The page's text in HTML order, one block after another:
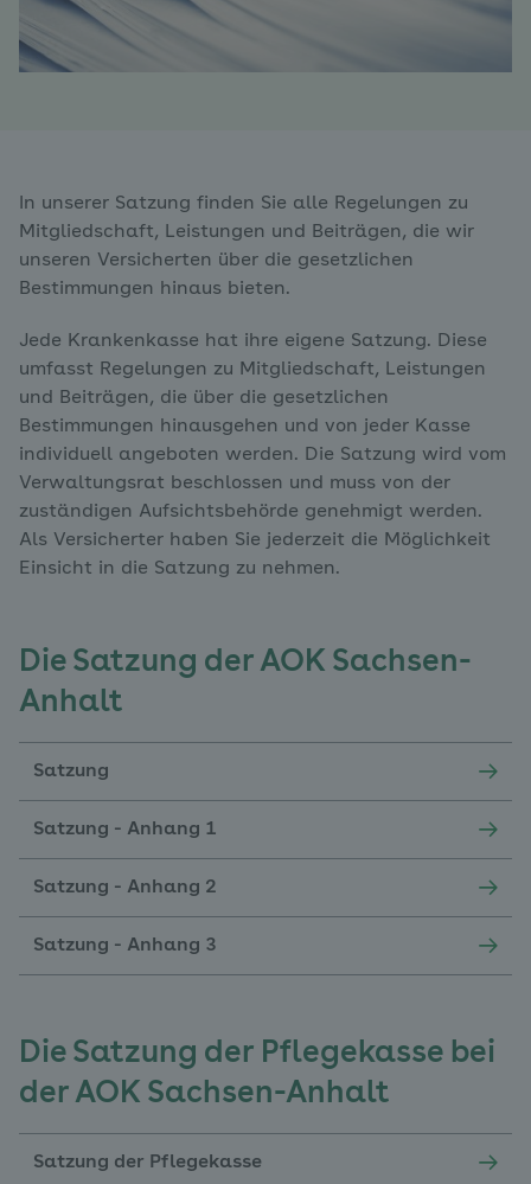
In unserer Satzung finden Sie alle Regelungen zu
Mitgliedschaft, Leistungen und Beiträgen, die wir
unseren Versicherten über die gesetzlichen
Bestimmungen hinaus bieten.
Jede Krankenkasse hat ihre eigene Satzung. Diese
umfasst Regelungen zu Mitgliedschaft, Leistungen
und Beiträgen, die über die gesetzlichen
Bestimmungen hinausgehen und von jeder Kasse
individuell angeboten werden. Die Satzung wird vom
Verwaltungsrat beschlossen und muss von der
zuständigen Aufsichtsbehörde genehmigt werden.
Als Versicherter haben Sie jederzeit die Möglichkeit
Einsicht in die Satzung zu nehmen.
Die Satzung der AOK Sachsen-
Anhalt
Satzung
Satzung - Anhang 1
Satzung - Anhang 2
Satzung - Anhang 3
Die Satzung der Pflegekasse bei
der AOK Sachsen-Anhalt
Satzung der Pflegekasse